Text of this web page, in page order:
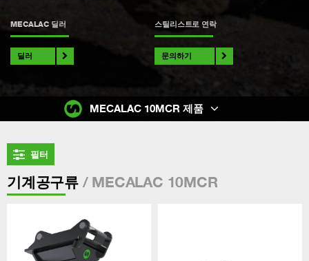
MECALAC 딜러
딜러
스틸리스트로 연락
문의하기
필터
기계공구류/ MECALAC 10MCR
MECALAC 10MCR 제품